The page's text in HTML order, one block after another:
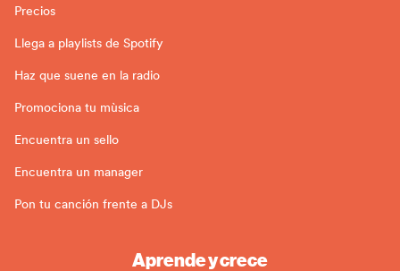
Precios
Llega a playlists de Spotify
Haz que suene en la radio
Promociona tu mùsica
Encuentra un sello
Encuentra un manager
Pon tu canción frente a DJs
Aprende y crece